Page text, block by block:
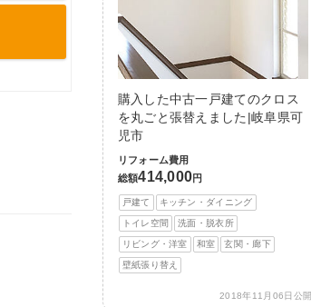
購入した中古一戸建てのクロス
を丸ごと張替えました|岐阜県可
児市
リフォーム費用
総額414,000円
戸建て キッチン・ダイニング
トイレ空間 洗面・脱衣所
リビング・洋室 和室 玄関・廊下
壁紙張り替え
2018年11月06日公開